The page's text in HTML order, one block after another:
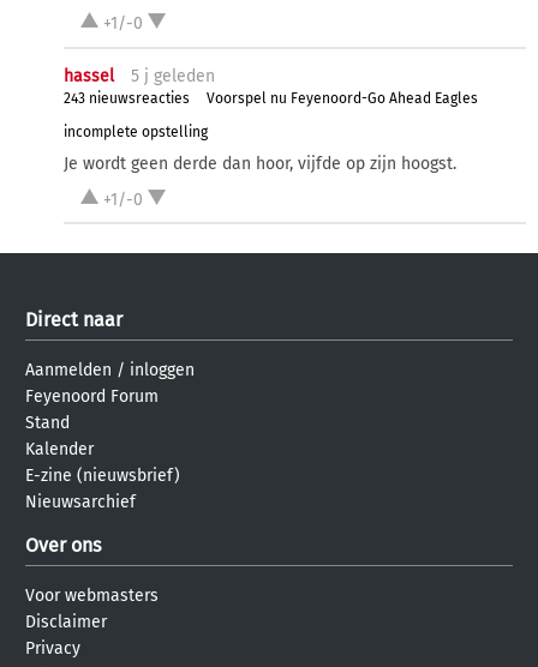
+1/-0
hassel 5 j geleden
243 nieuwsreacties
Voorspel nu Feyenoord-Go Ahead Eagles
incomplete opstelling
Je wordt geen derde dan hoor, vijfde op zijn hoogst.
+1/-0
Direct naar
Aanmelden / inloggen
Feyenoord Forum
Stand
Kalender
E-zine (nieuwsbrief)
Nieuwsarchief
Over ons
Voor webmasters
Disclaimer
Privacy